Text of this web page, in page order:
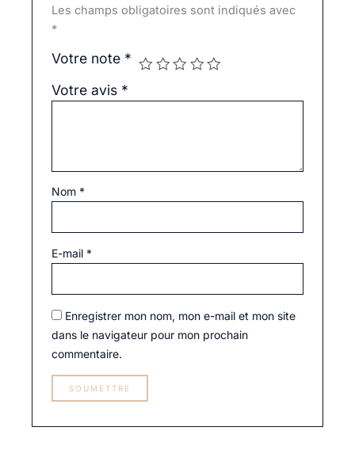
Les champs obligatoires sont indiqués avec
*
Votre note *
Votre avis *
Nom *
E-mail *
Enregistrer mon nom, mon e-mail et mon site
dans le navigateur pour mon prochain
commentaire.